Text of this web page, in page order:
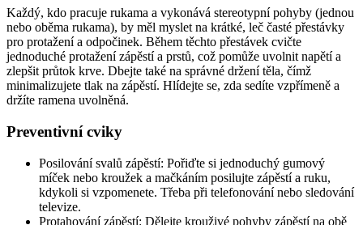
Každý, kdo pracuje rukama a vykonává stereotypní pohyby (jednou
nebo oběma rukama), by měl myslet na krátké, leč časté přestávky
pro protažení a odpočinek. Během těchto přestávek cvičte
jednoduché protažení zápěstí a prstů, což pomůže uvolnit napětí a
zlepšit průtok krve. Dbejte také na správné držení těla, čímž
minimalizujete tlak na zápěstí. Hlídejte se, zda sedíte vzpřímeně a
držíte ramena uvolněná.
Preventivní cviky
Posilování svalů zápěstí: Pořiďte si jednoduchý gumový
míček nebo kroužek a mačkáním posilujte zápěstí a ruku,
kdykoli si vzpomenete. Třeba při telefonování nebo sledování
televize.
Protahování zápěstí: Dělejte krouživé pohyby zápěstí na obě